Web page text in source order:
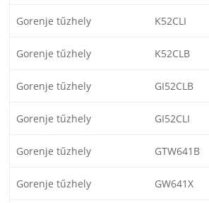
Gorenje tűzhely K52CLI
Gorenje tűzhely K52CLB
Gorenje tűzhely GI52CLB
Gorenje tűzhely GI52CLI
Gorenje tűzhely GTW641B
Gorenje tűzhely GW641X